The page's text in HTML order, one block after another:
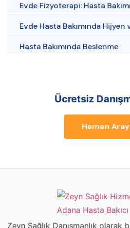
Evde Fizyoterapi: Hasta Bakımı
Evde Hasta Bakımında Hijyen
Hasta Bakımında Beslenme
Ücretsiz
Hemen
Zeyn Sağlık Danışmanlık olarak